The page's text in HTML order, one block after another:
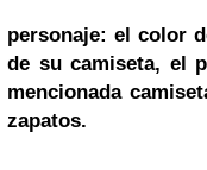
personaje: el color
de su camiseta, el
mencionada
zapatos.